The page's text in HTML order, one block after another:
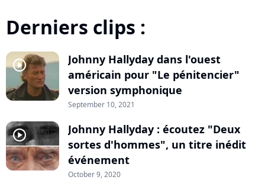
Derniers clips :
player2
Johnny Hallyday dans l'ouest
américain pour "Le pénitencier"
version symphonique
September 10, 2021
player2
Johnny Hallyday : écoutez "Deux
sortes d'hommes", un titre inédit
événement
October 9, 2020